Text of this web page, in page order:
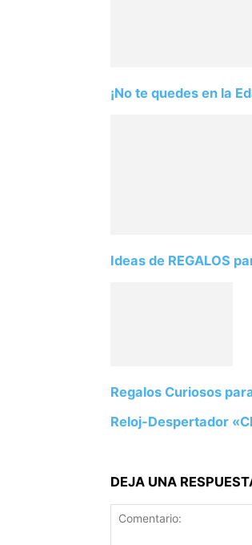
¡No te quedes en la
Ideas de REGALOS
Regalos Curiosos
Reloj-Despertador
DEJA UNA